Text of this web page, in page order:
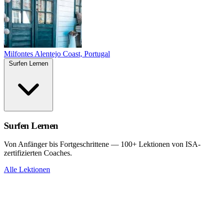
Milfontes Alentejo Coast, Portugal
Surfen Lernen
Von Anfänger bis Fortgeschrittene — 100+ Lektionen von ISA-
zertifizierten Coaches.
Alle Lektionen